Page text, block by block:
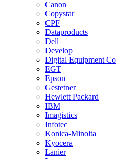
Canon
Copystar
CPF
Dataproducts
Dell
Develop
Digital Equipment
EGT
Epson
Gestetner
Hewlett Packard
IBM
Imagistics
Infotec
Konica-Minolta
Kyocera
Lanier